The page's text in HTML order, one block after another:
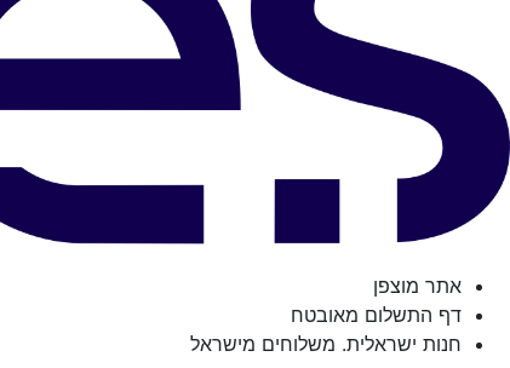
אתר מוצפן
דף התשלום מאובטח
חנות ישראלית. משלוחים מישראל